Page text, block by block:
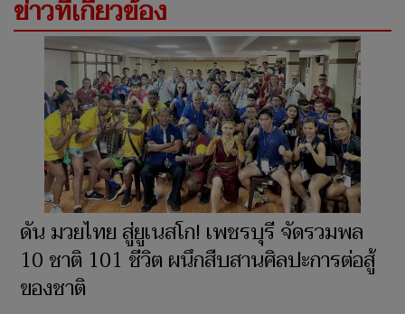
ข่าวที่เกี่ยวข้อง
ดัน มวยไทย สู่ยูเนสโก! เพชรบุรี จัดรวมพล
10 ชาติ 101 ชีวิต ผนึกสืบสานศิลปะการต่อสู้
ของชาติ